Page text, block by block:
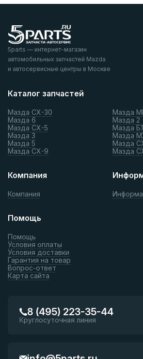
5parts — интернет-магазин
автомобильных запчастей Mazda
и автосервисные центры в Москве
Каталог запчастей
Мазда СХ-30
Мазда 6
Мазда СХ-5
Мазда 3
Мазда 5
Мазда СХ-9
Мазда
Мазда 2
Мазда
Мазда
Мазда
Мазда
Компания
Компания
Помощь
Помощь
Условия оплаты
Условия доставки
Гарантия на товар
Вопрос-ответ
Карта сайта
8 (495) 223-35-44
Круглосуточная линия